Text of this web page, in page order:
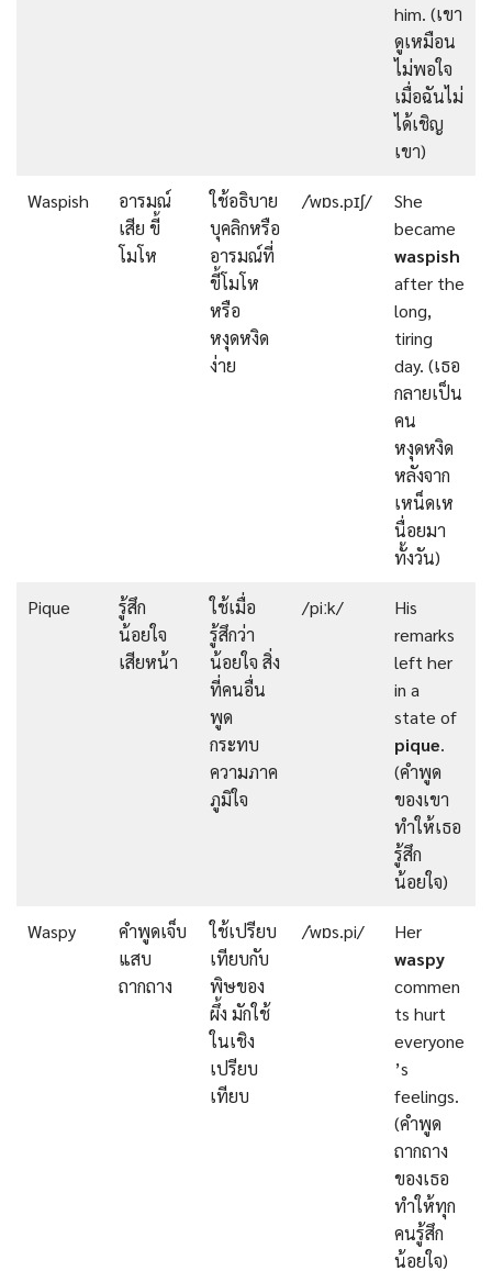
him. (เขา
ดูเหมือน
ไม่พอใจ
เมื่อฉันไม่
ได้เชิญ
เขา)
Waspish
อารมณ์
เสีย ขี้
โมโห
ใช้อธิบาย
บุคลิกหรือ
อารมณ์ที่
ขี้โมโห
หรือ
หงุดหงิด
ง่าย
/ˈwɒs.pɪʃ/
She
became
waspish
after the
long,
tiring
day. (เธอ
กลายเป็น
คน
หงุดหงิด
หลังจาก
เหน็ดเห
นื่อยมา
ทั้งวัน)
Pique
รู้สึก
น้อยใจ
เสียหน้า
ใช้เมื่อ
รู้สึกว่า
น้อยใจ สิ่ง
ที่คนอื่น
พูด
กระทบ
ความภาค
ภูมิใจ
/piːk/
His
remarks
left her
in a
state of
pique.
(คำพูด
ของเขา
ทำให้เธอ
รู้สึก
น้อยใจ)
Waspy
คำพูดเจ็บ
แสบ
ถากถาง
ใช้เปรียบ
เทียบกับ
พิษของ
ผึ้ง มักใช้
ในเชิง
เปรียบ
เทียบ
/ˈwɒs.pi/
Her
waspy
commen
ts hurt
everyone
’s
feelings.
(คำพูด
ถากถาง
ของเธอ
ทำให้ทุก
คนรู้สึก
น้อยใจ)